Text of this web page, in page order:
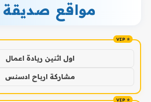
مواقع صديقة
اول اثنين ريادة اعمال
مشاركة ارباح ادسنس